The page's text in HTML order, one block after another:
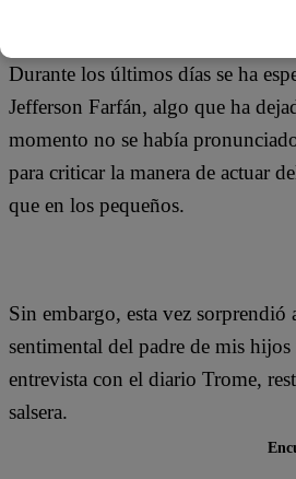
Durante los últimos días se ha
Jefferson Farfán, algo que ha
momento no se había
para criticar la manera de actuar
que en los pequeños.
Sin embargo, esta vez
sentimental del padre de mis
entrevista con el diario Trome,
salsera.